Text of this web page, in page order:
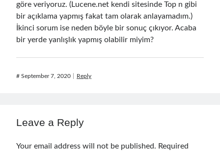
göre veriyoruz. (Lucene.net kendi sitesinde Top n gibi
bir açıklama yapmış fakat tam olarak anlayamadım.)
İkinci sorum ise neden böyle bir sonuç çıkıyor. Acaba
bir yerde yanlışlık yapmış olabilir miyim?
#September 7, 2020 Reply
Leave a Reply
Your email address will not be published. Required